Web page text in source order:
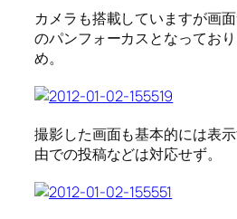
カメラも搭載していますが画
のパンフォーカスとなってお
め。
撮影した画面も基本的には表
由での投稿などは対応せず。